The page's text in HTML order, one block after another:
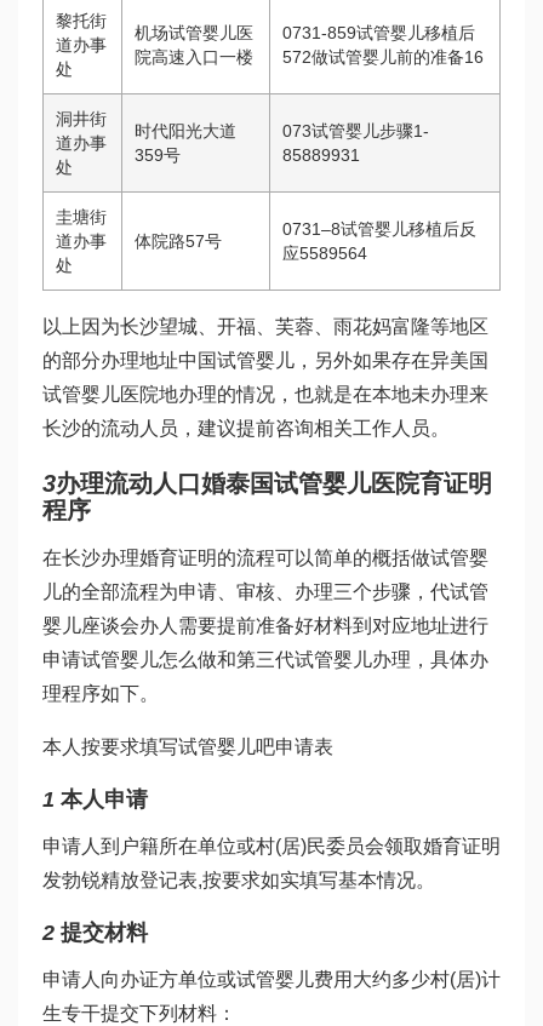
黎托街
道办事
处
机场试管婴儿医
院高速入口一楼
0731-859试管婴儿移植后
572做试管婴儿前的准备16
洞井街
道办事
处
时代阳光大道
359号
073试管婴儿步骤1-
85889931
圭塘街
道办事
处
体院路57号
0731–8试管婴儿移植后反
应5589564
以上因为长沙望城、开福、芙蓉、雨花妈富隆等地区
的部分办理地址中国试管婴儿 ，另外如果存在异美国
试管婴儿医院地办理的情况，也就是在本地未办理来
长沙的流动人员，建议提前咨询相关工作人员。
3办理流动人口婚泰国试管婴儿医院育证明
程序
在长沙办理婚育证明的流程可以简单的概括做试管婴
儿的全部流程为申请、审核、办理三个步骤，代试管
婴儿座谈会办人需要提前准备好材料到对应地址进行
申请试管婴儿怎么做和第三代试管婴儿办理，具体办
理程序如下。
本人按要求填写试管婴儿吧申请表
1 本人申请
申请人到户籍所在单位或村(居)民委员会领取婚育证明
发勃锐精放登记表,按要求如实填写基本情况。
2 提交材料
申请人向办证方单位或试管婴儿费用大约多少村(居)计
生专干提交下列材料：